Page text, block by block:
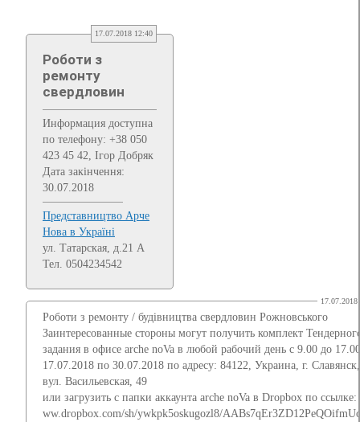
17.07.2018 12:40
Роботи з
ремонту
свердловин
Информация доступна
по телефону: +38 050
423 45 42, Ігор Добряк
Дата закінчення:
30.07.2018
Представництво Арче
Нова в Україні
ул. Татарская, д.21 А
Тел. 0504234542
17.07.2018
Роботи з ремонту / будівництва свердловин Рожновського
Заинтересованные стороны могут получить комплект
задания в офисе arche noVa в любой рабочий день с 9.00 до
17.07.2018 по 30.07.2018 по адресу: 84122, Украина, г. Славянск,
вул. Васильевская, 49
или загрузить с папки аккаунта arche noVa в Dropbox по ссылке:
ww.dropbox.com/sh/ywkpk5oskugozl8/